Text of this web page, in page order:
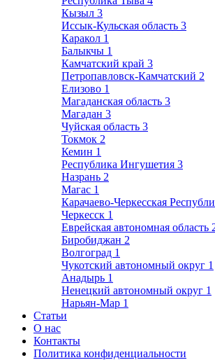
Кызыл 3
Иссык-Кульская область 3
Каракол 1
Балыкчы 1
Камчатский край 3
Петропавловск-Камчатский 2
Елизово 1
Магаданская область 3
Магадан 3
Чуйская область 3
Токмок 2
Кемин 1
Республика Ингушетия 3
Назрань 2
Магас 1
Карачаево-Черкесская
Черкесск 1
Еврейская автономная область
Биробиджан 2
Волгоград 1
Чукотский автономный округ 1
Анадырь 1
Ненецкий автономный округ 1
Нарьян-Мар 1
Статьи
О нас
Контакты
Политика конфиденциальности